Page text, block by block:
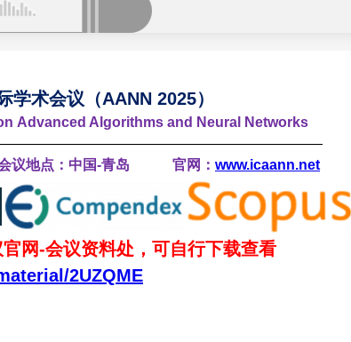
学术会议（AANN 2025）
Advanced Algorithms and Neural Networks
议地点：中国-青岛 官网： www.icaann.net
网-会议资料处，可自行下载查看
2UZQME